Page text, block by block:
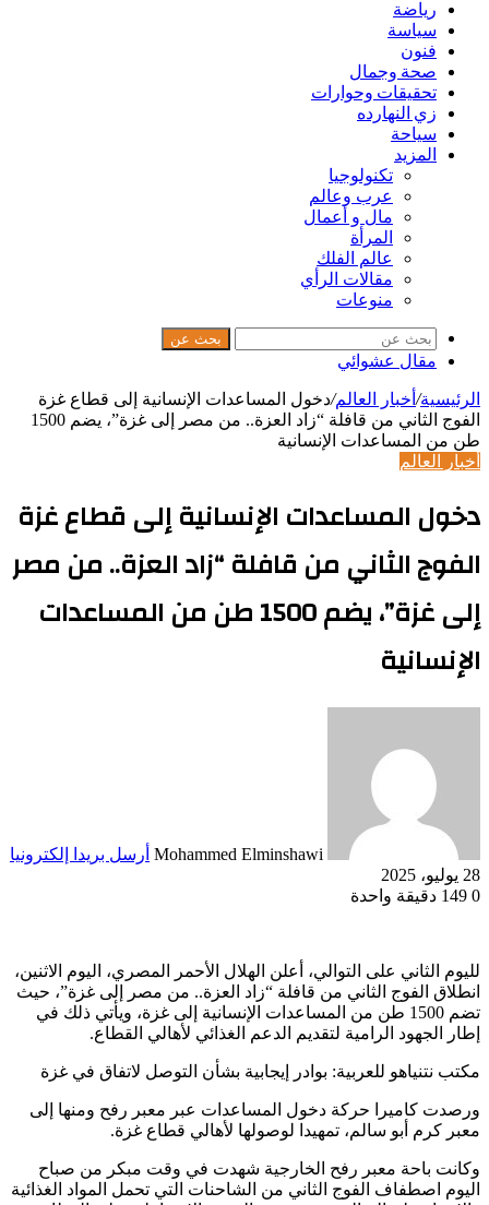
رياضة
سياسة
فنون
صحة وجمال
تحقيقات وحوارات
زي النهارده
سياحة
المزيد
تكنولوجيا
عرب وعالم
مال و أعمال
المرأة
عالم الفلك
مقالات الرأي
منوعات
بحث عن
مقال عشوائي
الرئيسية/ أخبار العالم/دخول المساعدات الإنسانية إلى قطاع غزة
الفوج الثاني من قافلة “زاد العزة.. من مصر إلى غزة”، يضم 1500
طن من المساعدات الإنسانية
أخبار العالم
دخول المساعدات الإنسانية إلى قطاع غزة
الفوج الثاني من قافلة “زاد العزة.. من مصر
إلى غزة”، يضم 1500 طن من المساعدات
الإنسانية
Mohammed Elminshawi أرسل بريدا إلكترونيا
28 يوليو، 2025
0
دقيقة واحدة
لليوم الثاني على التوالي، أعلن الهلال الأحمر المصري، اليوم الاثنين،
انطلاق الفوج الثاني من قافلة “زاد العزة.. من مصر إلى غزة”، حيث
تضم 1500 طن من المساعدات الإنسانية إلى غزة، ويأتي ذلك في
إطار الجهود الرامية لتقديم الدعم الغذائي لأهالي القطاع.
مكتب نتنياهو للعربية: بوادر إيجابية بشأن التوصل لاتفاق في غزة
ورصدت كاميرا حركة دخول المساعدات عبر معبر رفح ومنها إلى
معبر كرم أبو سالم، تمهيدا لوصولها لأهالي قطاع غزة.
وكانت باحة معبر رفح الخارجية شهدت في وقت مبكر من صباح
اليوم اصطفاف الفوج الثاني من الشاحنات التي تحمل المواد الغذائية